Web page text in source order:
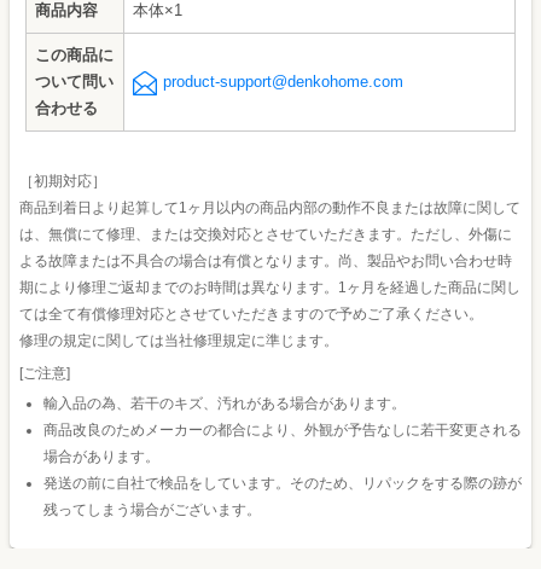
商品内容 本体×1
この商品に
ついて問い
合わせる
product-support@denkohome.com
［初期対応］
商品到着日より起算して1ヶ月以内の商品内部の動作不良または故障に関して
は、無償にて修理、または交換対応とさせていただきます。ただし、外傷に
よる故障または不具合の場合は有償となります。尚、製品やお問い合わせ時
期により修理ご返却までのお時間は異なります。1ヶ月を経過した商品に関し
ては全て有償修理対応とさせていただきますので予めご了承ください。
修理の規定に関しては当社修理規定に準じます。
[ご注意]
輸入品の為、若干のキズ、汚れがある場合があります。
商品改良のためメーカーの都合により、外観が予告なしに若干変更される
場合があります。
発送の前に自社で検品をしています。そのため、リパックをする際の跡が
残ってしまう場合がございます。